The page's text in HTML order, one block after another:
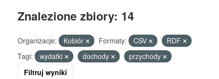
Znalezione zbiory: 14
Organizacje: Kobiór Formaty: CSV
RDF
Tagi:
wydatki dochody
przychody
Filtruj wyniki